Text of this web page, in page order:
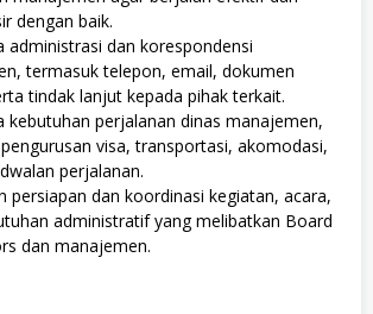
dengan baik.
administrasi dan korespondensi
termasuk telepon, email, dokumen
tindak lanjut kepada pihak terkait.
kebutuhan perjalanan dinas manajemen,
visa, transportasi, akomodasi,
perjalanan.
persiapan dan koordinasi kegiatan, acara,
administratif yang melibatkan Board
dan manajemen.